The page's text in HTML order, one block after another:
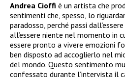
Andrea Cioffi è un artista che
sentimenti che, spesso, lo
paradosso, perché passi
all’essere niente nel momento in
essere pronto a vivere emozioni
ben disposto ad accoglierlo nel
del mondo. Questo sentimento
confessato durante l’intervista il